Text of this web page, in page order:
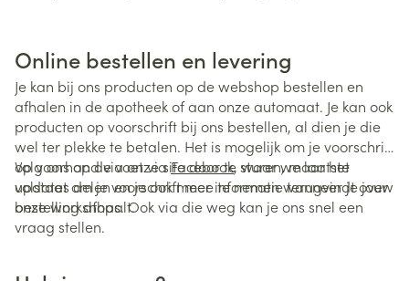
Online bestellen en levering
Je kan bij ons producten op de webshop bestellen en
afhalen in de apotheek of aan onze automaat. Je kan ook
producten op voorschrift bij ons bestellen, al dien je die
wel ter plekke te betalen. Het is mogelijk om je voorschrift
op voorhand via onze site door te sturen, maar het
volstaat om je voorschrift mee te nemen wanneer je jouw
bestelling afhaalt.
Volg ons op de voet viaFacebook, waar we laatste
updates delen en je ook meer informatie terugvindt over
onze workshops. Ook via die weg kan je ons snel een
vraag stellen.